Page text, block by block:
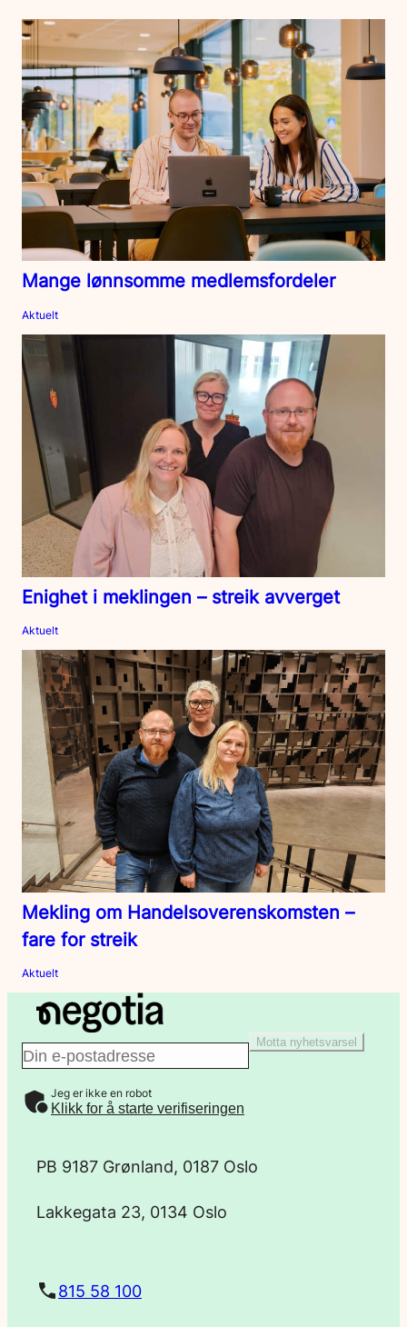
Mange lønnsomme medlemsfordeler
Aktuelt
Enighet i meklingen – streik avverget
Aktuelt
Mekling om Handelsoverenskomsten –
fare for streik
Aktuelt
E
-
Motta nyhetsvarsel
Jeg er ikke en robot
Klikk for å starte verifiseringen
PB 9187 Grønland, 0187 Oslo
Lakkegata 23, 0134 Oslo
815 58 100